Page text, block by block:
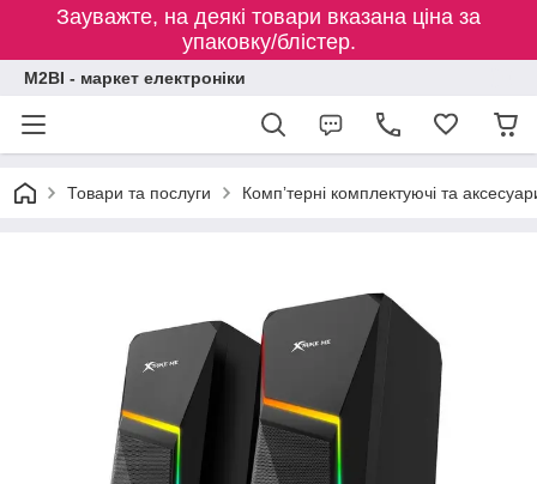
Зауважте, на деякі товари вказана ціна за
упаковку/блістер.
M2BI - маркет електроніки
Товари та послуги Компʼтерні комплектуючі та